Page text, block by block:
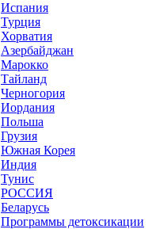
Испания
Турция
Хорватия
Азербайджан
Марокко
Тайланд
Черногория
Иордания
Польша
Грузия
Южная Корея
Индия
Тунис
РОССИЯ
Беларусь
Программы детоксикации